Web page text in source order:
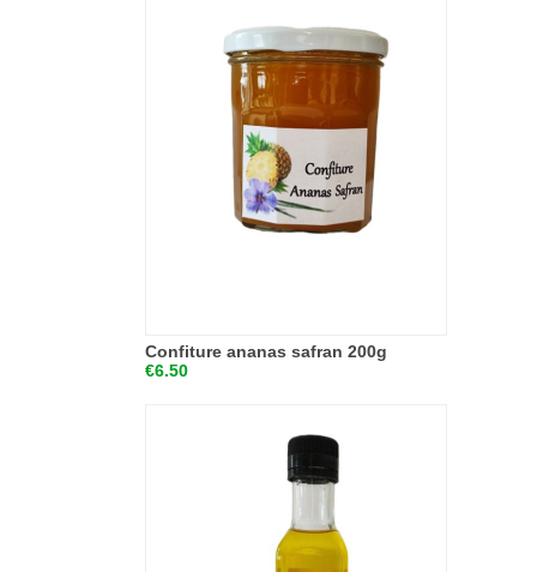
Confiture ananas safran 200g
€6.50